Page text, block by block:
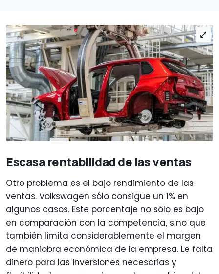
Escasa rentabilidad de las ventas
Otro problema es el bajo rendimiento de las
ventas. Volkswagen sólo consigue un 1% en
algunos casos. Este porcentaje no sólo es bajo
en comparación con la competencia, sino que
también limita considerablemente el margen
de maniobra económica de la empresa. Le falta
dinero para las inversiones necesarias y